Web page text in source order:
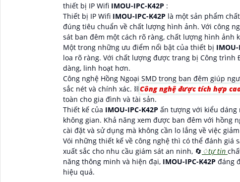
thiết bị IP Wifi IMOU-IPC-K42P :
Thiết bị IP Wifi IMOU-IPC-K42P là một sản phẩm
đúng tiêu chuẩn về chất lượng hình ảnh. Với công
sát ban đêm một cách rõ ràng, chất lượng hình ảnh
Một trong những ưu điểm nổi bật của thiết bị IMOU-
loa rõ ràng. Với chất lượng được trang bị Công
dàng, linh hoạt hơn.
Công nghệ Hồng Ngoại SMD trong ban đêm giúp
sắc nét và chính xác. ⛓Công nghệ được tích hợp
toàn cho gia đình và tài sản.
Thiết kế của IMOU-IPC-K42P ấn tượng với kiểu dáng
không gian. Khả năng xem được ban đêm với hồng
cài đặt và sử dụng mà không cần lo lắng về việc
Vói những thiết kế về công nghệ thì có thể đánh giá
xuất sắc cho nhu cầu giám sát an ninh, 🔄 ♢tự tin
năng thông minh và hiện đại, IMOU-IPC-K42P đáng
hiệu quả.